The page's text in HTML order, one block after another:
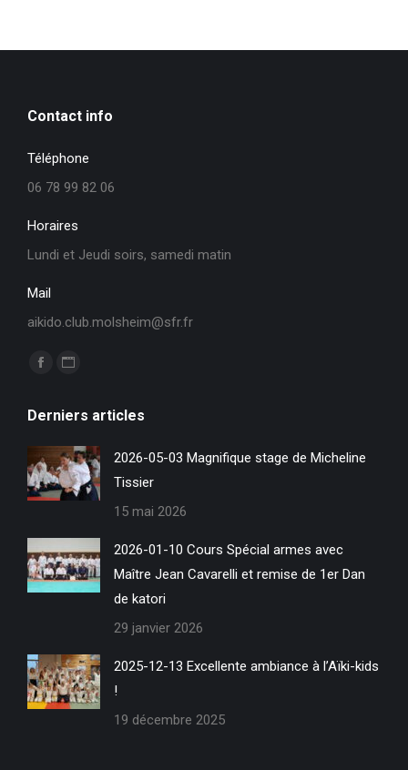
Contact info
Téléphone
06 78 99 82 06
Horaires
Lundi et Jeudi soirs, samedi matin
Mail
aikido.club.molsheim@sfr.fr
Trouvez nous sur :
La
Facebook
s'ouvre
dans
une
fenêtre
La
Site
Web
s'ouvre
dans
nouvelle
fenêtre
Derniers articles
2026-05-03 Magnifique stage de Micheline
Tissier
15 mai 2026
2026-01-10 Cours Spécial armes avec
Maître Jean Cavarelli et remise de 1er Dan
de katori
29 janvier 2026
2025-12-13 Excellente ambiance à l’Aïki-kids
!
19 décembre 2025